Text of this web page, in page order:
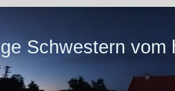
Schwestern